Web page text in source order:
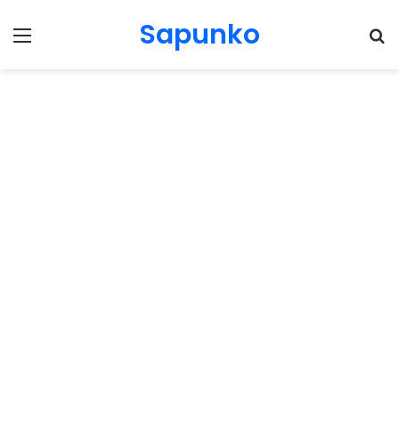
Menu Sapunko